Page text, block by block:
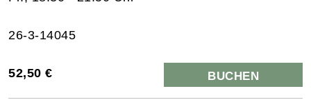
26-3-14045
52,50 € BUCHEN